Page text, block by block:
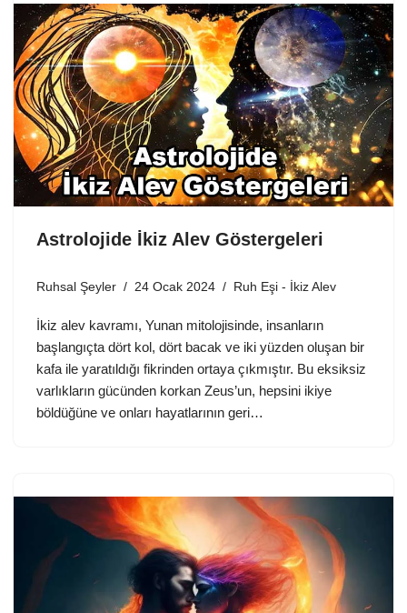
Astrolojide İkiz Alev Göstergeleri
Ruhsal Şeyler 24 Ocak 2024 Ruh Eşi - İkiz Alev
İkiz alev kavramı, Yunan mitolojisinde, insanların
başlangıçta dört kol, dört bacak ve iki yüzden oluşan bir
kafa ile yaratıldığı fikrinden ortaya çıkmıştır. Bu eksiksiz
varlıkların gücünden korkan Zeus’un, hepsini ikiye
böldüğüne ve onları hayatlarının geri…